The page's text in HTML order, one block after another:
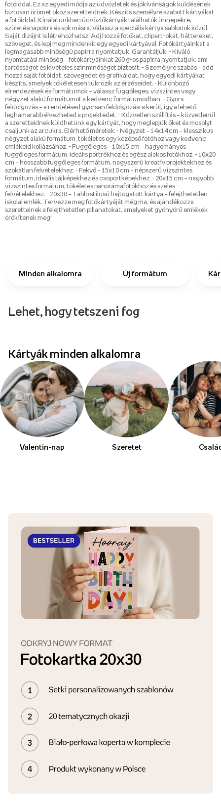
fotóiddal. Ez az egyedi módja az üdvözletek és jókívánságok küldésének
biztosan örömet okoz szeretteidnek. Készíts személyre szabott kártyákat
a fotóiddal. Kínálatunkban üdvözlőkártyák találhatók ünnepekre,
születésnapokra és sok másra. Válassz a speciális kártya sablonok közül.
Saját dizájnt is létrehozhatsz. Adj hozzá fotókat, clipart-okat, háttereket,
szöveget, és lepj meg mindenkit egy egyedi kártyával. Fotókártyáinkat a
legmagasabb minőségű papírra nyomtatjuk. Garantáljuk: - Kiváló
nyomtatási minőség – fotókártyáinkat 260 g-os papírra nyomtatjuk, ami
tartósságot és kivételes színminőséget biztosít. - Személyre szabás – add
hozzá saját fotóidat, szövegedet és grafikáidat, hogy egyedi kártyákat
készíts, amelyek tökéletesen tükrözik az érzéseidet. - Különböző
elrendezések és formátumok – válassz függőleges, vízszintes vagy
négyzet alakú formátumot a kedvenc formátumodban. - Gyors
feldolgozás – a rendelésed gyorsan feldolgozásra kerül, így a lehető
leghamarabb élvezheted a projektedet. - Közvetlen szállítás – közvetlenül
a szeretteidnek küldhetünk egy kártyát, hogy meglepjük őket és mosolyt
csaljunk az arcukra. Elérhető méretek: - Négyzet – 14x14 cm – klasszikus
négyzet alakú formátum, tökéletes egy középső fotóhoz vagy kedvenc
emlékeid kollázsához. - Függőleges – 10x15 cm – hagyományos
függőleges formátum, ideális portrékhoz és egész alakos fotókhoz. - 10x20
cm – hosszabb függőleges formátum, nagyszerű kreatív projektekhez és
szokatlan felvételekhez. - Fekvő – 15x10 cm – népszerű vízszintes
formátum, ideális tájképekhez és csoportképekhez. - 20x15 cm – nagyobb
vízszintes formátum, tökéletes panorámafotókhoz és széles
felvételekhez. - 20x30 – Tablo stílusú hajtogatott kártya – felejthetetlen
iskolai emlék. Tervezze meg fotókártyáját még ma, és ajándékozza
szeretteinek a felejthetetlen pillanatokat, amelyeket gyönyörű emlékek
örökítenek meg!
Minden alkalomra Új formátum
Lehet, hogy tetszeni fog
Kártyák minden alkalomra
Valentin-nap Szeretet